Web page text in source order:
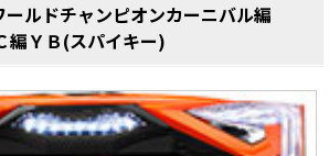
ールドチャンピオンカーニバル編
ＹＢ(スパイキー)